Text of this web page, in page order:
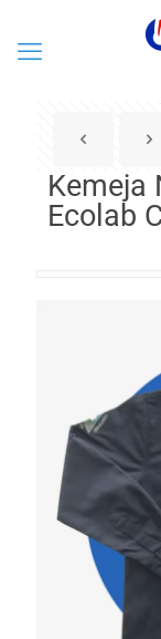
Kemeja
Ecolab